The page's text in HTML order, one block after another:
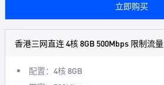
立即购买
香港三网直连 4核 8GB 500Mbps 限制流量
配置：4核 8GB